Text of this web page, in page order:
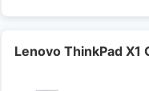
Lenovo ThinkPad